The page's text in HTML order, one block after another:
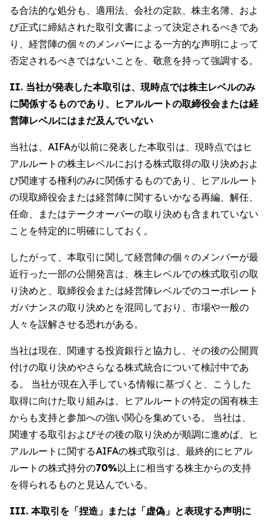
る合法的な処分も、適用法、会社の定款、株主名簿、およ
び正式に締結された取引文書によって決定されるべきであ
り、経営陣の個々のメンバーによる一方的な声明によって
否定されるべきではないことを、敬意を持って強調する。
II. 当社が発表した本取引は、現時点では株主レベルのみ
に関係するものであり、ヒアルルートの取締役会または経
営陣レベルにはまだ及んでいない
当社は、AIFAが以前に発表した本取引は、現時点ではヒ
アルルートの株主レベルにおける株式取得の取り決めおよ
び関連する権利のみに関係するものであり、ヒアルルート
の現取締役会または経営陣に関するいかなる再編、解任、
任命、またはテークオーバーの取り決めも含まれていない
ことを特定的に明確にしておく。
したがって、本取引に関して経営陣の個々のメンバーが最
近行った一部の公開発言は、株主レベルでの株式取引の取
り決めと、取締役会または経営陣レベルでのコーポレート
ガバナンスの取り決めとを混同しており、市場や一般の
人々を誤解させる恐れがある。
当社は現在、関連する投資銀行と協力し、その後の公開買
付けの取り決めやさらなる株式統合について検討中であ
る。 当社が現在入手している情報に基づくと、こうした
取得に向けた取り組みは、ヒアルルートの特定の国有株主
からも支持と参加への強い関心を集めている。 当社は、
関連する取引およびその後の取り決めが順調に進めば、ヒ
アルルートに関するAIFAの株式取引は、最終的にヒアル
ルートの株式持分の70%以上に相当する株主からの支持
を得られるものと見込んでいる。
III. 本取引を「捏造」または「虚偽」と表現する声明に